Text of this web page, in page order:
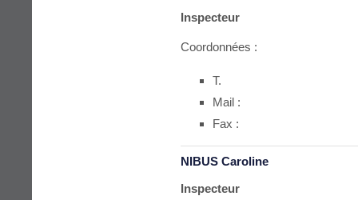
Inspecteur
Coordonnées :
T.
Mail :
Fax :
NIBUS Caroline
Inspecteur